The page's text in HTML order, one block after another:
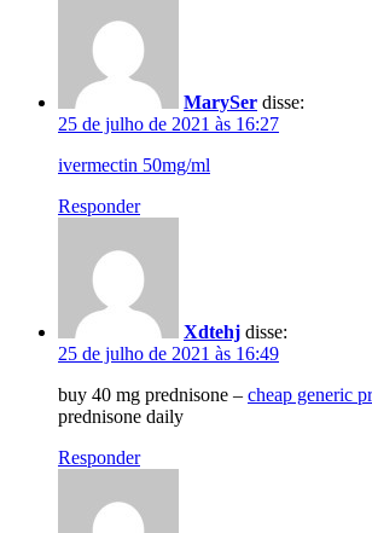
MarySer disse:
25 de julho de 2021 às 16:27
ivermectin 50mg/ml
Responder
Xdtehj disse:
25 de julho de 2021 às 16:49
buy 40 mg prednisone – cheap generic
prednisone daily
Responder